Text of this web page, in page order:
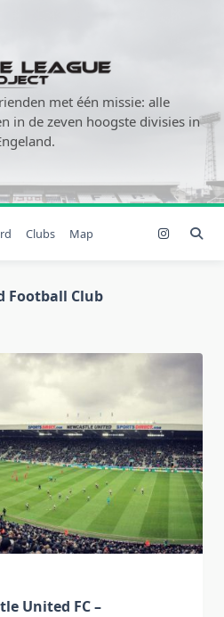
met één missie: alle
in de zeven hoogste divisies in
Clubs Map
Football Club
United FC –